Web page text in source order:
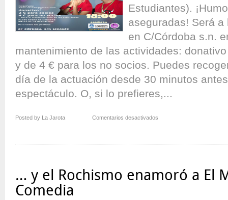
Estudiantes).
aseguradas! Será
en C/Córdoba s.n.
mantenimiento de las actividades:
y de 4 € para los no socios. Puedes
día de la actuación desde 30 minutos
espectáculo. O, si lo prefieres,...
Posted by La Jarota Comentarios desactivados
Vereda
… y el Rochismo enamoró a El
Comedia